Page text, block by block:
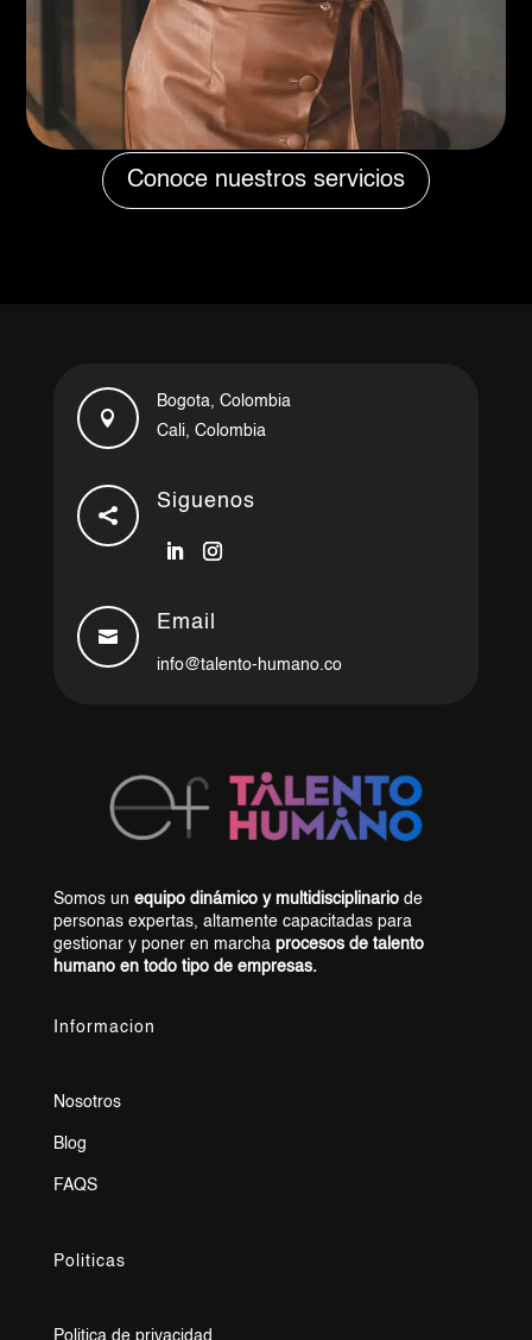
Conoce nuestros servicios

Bogota, Colombia
Cali, Colombia

Siguenos

Email
info@talento-humano.co
Somos un equipo dinámico y multidisciplinario de
personas expertas, altamente capacitadas para
gestionar y poner en marcha procesos de talento
humano en todo tipo de empresas.
Informacion
Nosotros
Blog
FAQS
Politicas